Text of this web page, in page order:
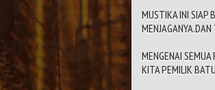
MUSTIKA INI SIAP
MENGENAI
KITA PEMILIK